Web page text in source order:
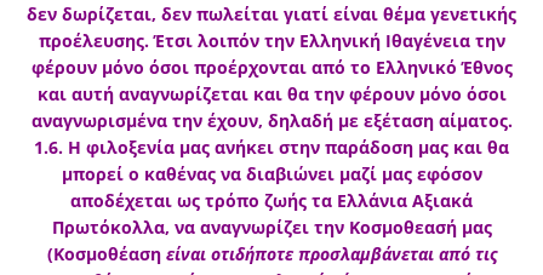
δεν δωρίζεται, δεν πωλείται γιατί είναι θέμα γενετικής
προέλευσης. Έτσι λοιπόν την Ελληνική Ιθαγένεια την
φέρουν μόνο όσοι προέρχονται από το Ελληνικό Έθνος
και αυτή αναγνωρίζεται και θα την φέρουν μόνο όσοι
αναγνωρισμένα την έχουν, δηλαδή με εξέταση αίματος.
1.6. Η φιλοξενία μας ανήκει στην παράδοση μας και θα
μπορεί ο καθένας να διαβιώνει μαζί μας εφόσον
αποδέχεται ως τρόπο ζωής τα Ελλάνια Αξιακά
Πρωτόκολλα, να αναγνωρίζει την Κοσμοθεασή μας
(Κοσμοθέαση είναι οτιδήποτε προσλαμβάνεται από τις